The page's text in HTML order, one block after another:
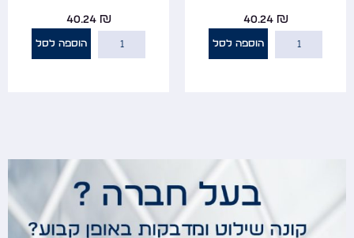
40.24₪
הוספה לסל
40.24₪
הוספה לסל